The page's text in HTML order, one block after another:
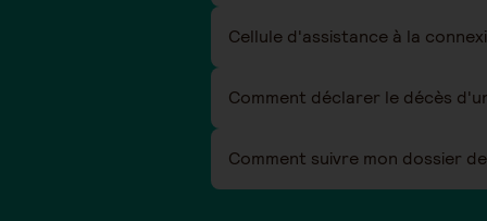
Cellule d'assistance à la
Comment déclarer le décès
Comment suivre mon dossier